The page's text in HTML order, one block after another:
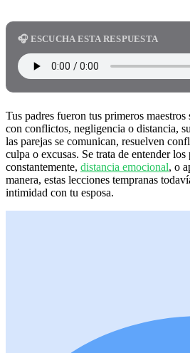
🎧 ESCUCHA ESTA RESPUESTA
Tus padres fueron tus primeros
con conflictos, negligencia o distancia,
las parejas se comunican, resuelven
culpa o excusas. Se trata de entender
constantemente, distancia emocional, o
manera, estas lecciones tempranas
intimidad con tu esposa.